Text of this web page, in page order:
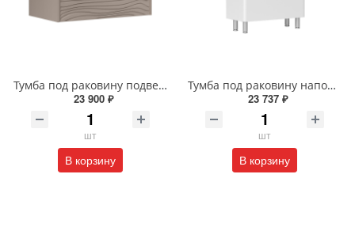
Тумба под раковину подвесная EQUIL Глеам 80.1Я/Gleam 80.1Y амарок/дуб вотан tpGLEAM80.1Y-25
23 900 ₽
шт
В корзину
Тумба под раковину напольная EQUIL Найс 60 см tnNICE60.2Y-05 белая
23 737 ₽
шт
В корзину